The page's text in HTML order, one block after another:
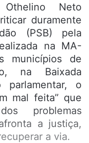
Neto
duramente
(PSB) pela
na MA-
municípios de
na Baixada
parlamentar, o
mal feita” que
problemas
a justiça,
a via.